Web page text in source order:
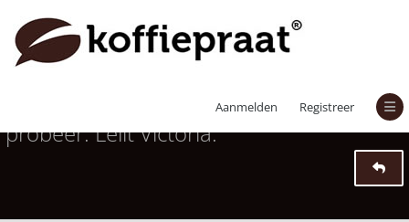
Aanmelden Registreer
Help! Koffie blijft te zuur, wat ik ook
probeer. Lelit Victoria.